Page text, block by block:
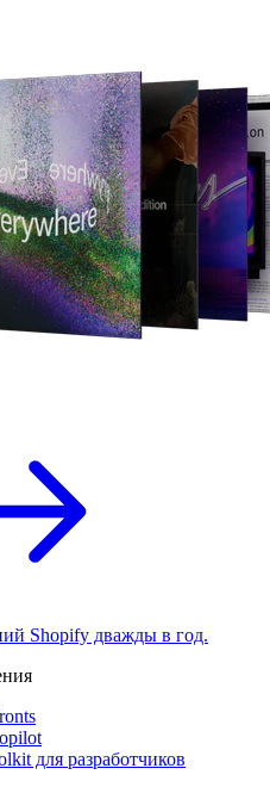
Shopify дважды в год.
для разработчиков